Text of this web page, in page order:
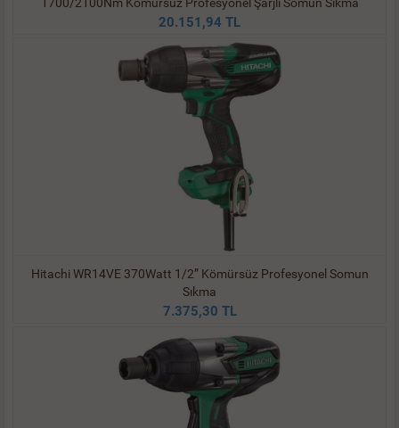
20.151,94 TL
Hitachi WR14VE 370Watt 1/2” Kömürsüz Profesyonel Somun
Sıkma
7.375,30 TL